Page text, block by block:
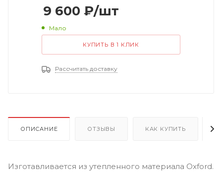
9 600 ₽/шт
Мало
КУПИТЬ В 1 КЛИК
Рассчитать доставку
ОПИСАНИЕ ОТЗЫВЫ КАК КУПИТЬ
Изготавливается из утепленного материала Oxford.